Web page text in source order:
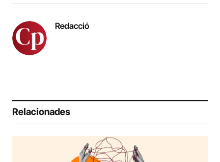
Redacció
Relacionades